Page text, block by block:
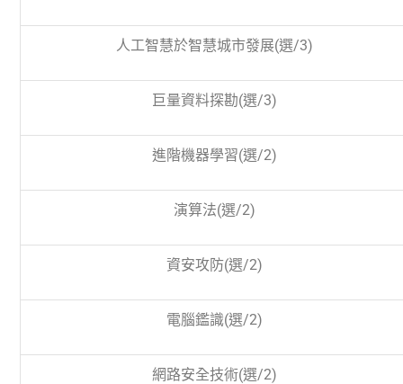
人工智慧於智慧城市發展(選/3)
巨量資料探勘(選/3)
進階機器學習(選/2)
演算法(選/2)
資安攻防(選/2)
電腦鑑識(選/2)
網路安全技術(選/2)